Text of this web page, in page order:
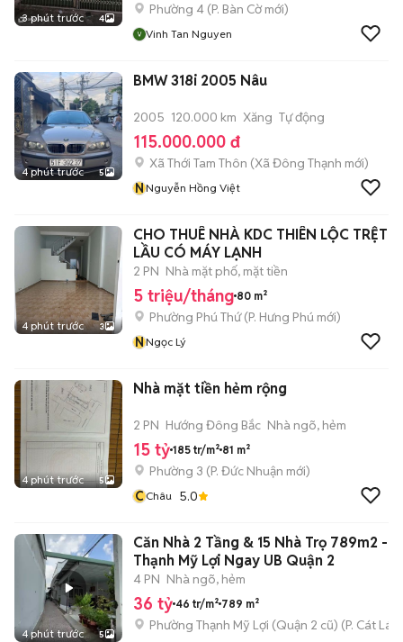
3 phút trước 4
Phường 4 (P. Bàn Cờmới)
Vinh Tan Nguyen
4 phút trước 5
BMW 318i 2005 Nâu
2005 120.000 km Xăng Tự động
115.000.000 đ
Xã Thới Tam Thôn (Xã Đông Thạnh mới)
NNguyễn Hồng Việt
4 phút trước 3
CHO THUÊ NHÀ KDC THIÊN LỘC TRỆT
LẦU CÓ MÁY LẠNH
2 PN Nhà mặt phố, mặt tiền
5 triệu/tháng 80 m²
Phường Phú Thứ(P. Hưng Phú mới)
NNgọc Lý
4 phút trước 5
Nhà mặt tiền hẻm rộng
2 PN Hướng Đông Bắc Nhà ngõ, hẻm
15 tỷ 185 tr/m² 81 m²
Phường 3 (P. Đức Nhuận mới)
CChâu 5.0
4 phút trước 5
Căn Nhà 2 Tầng & 15 Nhà Trọ 789m2 -
Thạnh Mỹ Lợi Ngay UB Quận 2
4 PN Nhà ngõ, hẻm
36 tỷ 46 tr/m² 789 m²
Phường Thạnh Mỹ Lợi (Quận 2 cũ) (P. Cát Lái